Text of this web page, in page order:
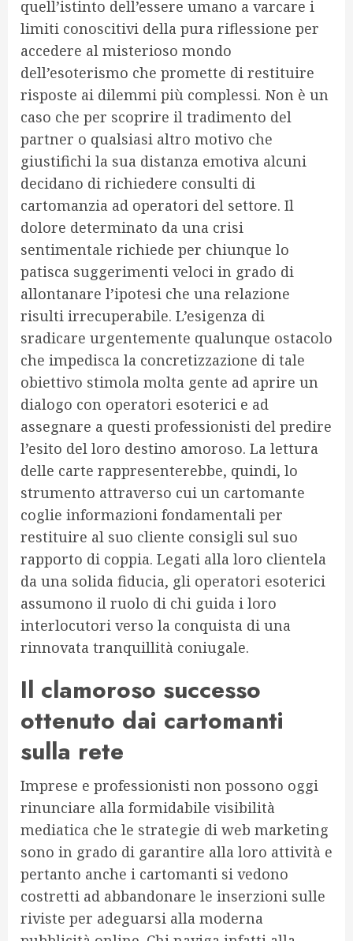
quell’istinto dell’essere umano a varcare i
limiti conoscitivi della pura riflessione per
accedere al misterioso mondo
dell’esoterismo che promette di restituire
risposte ai dilemmi più complessi. Non è un
caso che per scoprire il tradimento del
partner o qualsiasi altro motivo che
giustifichi la sua distanza emotiva alcuni
decidano di richiedere consulti di
cartomanzia ad operatori del settore. Il
dolore determinato da una crisi
sentimentale richiede per chiunque lo
patisca suggerimenti veloci in grado di
allontanare l’ipotesi che una relazione
risulti irrecuperabile. L’esigenza di
sradicare urgentemente qualunque ostacolo
che impedisca la concretizzazione di tale
obiettivo stimola molta gente ad aprire un
dialogo con operatori esoterici e ad
assegnare a questi professionisti del predire
l’esito del loro destino amoroso. La lettura
delle carte rappresenterebbe, quindi, lo
strumento attraverso cui un cartomante
coglie informazioni fondamentali per
restituire al suo cliente consigli sul suo
rapporto di coppia. Legati alla loro clientela
da una solida fiducia, gli operatori esoterici
assumono il ruolo di chi guida i loro
interlocutori verso la conquista di una
rinnovata tranquillità coniugale.
Il clamoroso successo
ottenuto dai cartomanti
sulla rete
Imprese e professionisti non possono oggi
rinunciare alla formidabile visibilità
mediatica che le strategie di web marketing
sono in grado di garantire alla loro attività e
pertanto anche i cartomanti si vedono
costretti ad abbandonare le inserzioni sulle
riviste per adeguarsi alla moderna